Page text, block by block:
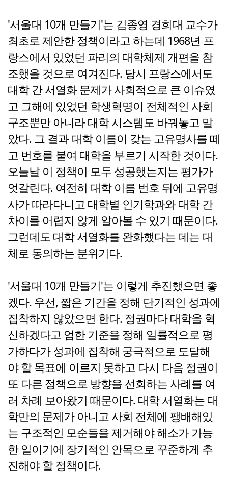
'서울대 10개 만들기'는 김종영 경희대 교수가
최초로 제안한 정책이라고 하는데 1968년 프
랑스에서 있었던 파리의 대학체제 개편을 참
조했을 것으로 여겨진다. 당시 프랑스에서도
대학 간 서열화 문제가 사회적으로 큰 이슈였
고 그해에 있었던 학생혁명이 전체적인 사회
구조뿐만 아니라 대학 시스템도 바꿔놓고 말
았다. 그 결과 대학 이름이 갖는 고유명사를 떼
고 번호를 붙여 대학을 부르기 시작한 것이다.
오늘날 이 정책이 모두 성공했는지는 평가가
엇갈린다. 여전히 대학 이름 번호 뒤에 고유명
사가 따라다니고 대학별 인기학과와 대학 간
차이를 어렵지 않게 알아볼 수 있기 때문이다.
그런데도 대학 서열화를 완화했다는 데는 대
체로 동의하는 분위기다.
'서울대 10개 만들기'는 이렇게 추진했으면 좋
겠다. 우선, 짧은 기간을 정해 단기적인 성과에
집착하지 않았으면 한다. 정권마다 대학을 혁
신하겠다고 엄한 기준을 정해 일률적으로 평
가하다가 성과에 집착해 궁극적으로 도달해
야 할 목표에 이르지 못하고 다시 다음 정권이
또 다른 정책으로 방향을 선회하는 사례를 여
러 차례 보아왔기 때문이다. 대학 서열화는 대
학만의 문제가 아니고 사회 전체에 팽배해있
는 구조적인 모순들을 제거해야 해소가 가능
한 일이기에 장기적인 안목으로 꾸준하게 추
진해야 할 정책이다.